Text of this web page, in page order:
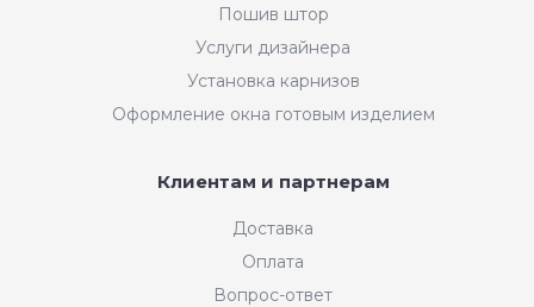
Пошив штор
Услуги дизайнера
Установка карнизов
Оформление окна готовым изделием
Клиентам и партнерам
Доставка
Оплата
Вопрос-ответ